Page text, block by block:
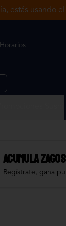
estás usando
Acumula
Regístrate, gana